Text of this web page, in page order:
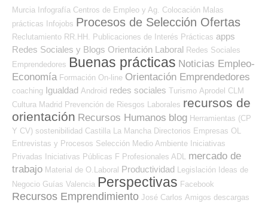
Murcia Infografía Centros de Empleo y Ag. Colocación Malas
prácticas Infojobs Procesos de Selección Ofertas
Reclutamiento RR.HH. Publicaciones de Interés Prácticas apps
Redes Sociales y Blogs Orientación Laboral Redes Sociales
Emprendedores Buenas prácticas Noticias Empleo-
Economía Formación On-line Orientación Emprendedores
coaching Igualdad Android redes sociales Turismo Aprodel CLM
Cultura Madrid Prevención de Riesgos Laborales recursos de
orientación Recursos Humanos blog Herramientas (CP
Y CV) sostenibilidad Castilla La Mancha Directorios Empresas OL
Entrevistas y Procesos Selección Medio Ambiente Iniciativas
Privadas Iniciativas Públicas F Profesionales ADL
mercado de
trabajo Material de O.Laboral Productividad Legislación Ideas de
Negocio Guías Valencia Perspectivas Facebook
Recursos Emprendimiento José Carlos Amigos descargas